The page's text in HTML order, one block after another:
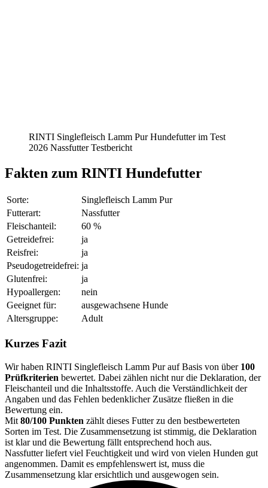
RINTI Singlefleisch Lamm Pur Hundefutter im Test
2026 Nassfutter Testbericht
Fakten zum RINTI Hundefutter
Sorte:
Singlefleisch Lamm Pur
Futterart:
Nassfutter
Fleischanteil:
60 %
Getreidefrei:
ja
Reisfrei:
ja
Pseudogetreidefrei: ja
Glutenfrei:
ja
Hypoallergen:
nein
Geeignet für:
ausgewachsene Hunde
Altersgruppe:
Adult
Kurzes Fazit
Wir haben RINTI Singlefleisch Lamm Pur auf Basis von über 100
Prüfkriterien bewertet. Dabei zählen nicht nur die Deklaration, der
Fleischanteil und die Inhaltsstoffe. Auch die Verständlichkeit der
Angaben und das Fehlen bedenklicher Zusätze fließen in die
Bewertung ein.
Mit 80/100 Punkten zählt dieses Futter zu den bestbewerteten
Sorten im Test. Die Zusammensetzung ist stimmig, die Deklaration
ist klar und die Bewertung fällt entsprechend hoch aus.
Nassfutter liefert viel Feuchtigkeit und wird von vielen Hunden gut
angenommen. Damit es empfehlenswert ist, muss die
Zusammensetzung klar ersichtlich und ausgewogen sein.